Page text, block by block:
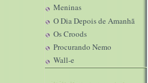
Meninas
O Dia Depois de Amanhã
Os Croods
Procurando Nemo
Wall-e